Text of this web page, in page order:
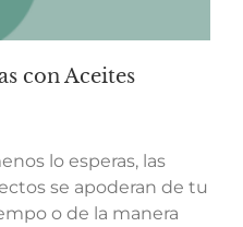
con Aceites
lo esperas, las
se apoderan de tu
o de la manera